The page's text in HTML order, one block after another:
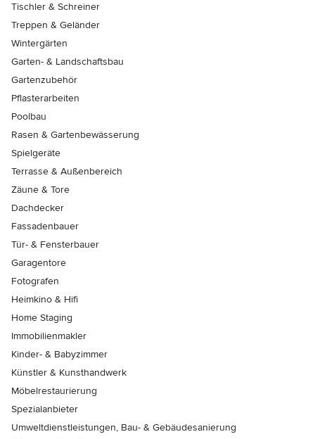
Tischler & Schreiner
Treppen & Geländer
Wintergärten
Garten- & Landschaftsbau
Gartenzubehör
Pflasterarbeiten
Poolbau
Rasen & Gartenbewässerung
Spielgeräte
Terrasse & Außenbereich
Zäune & Tore
Dachdecker
Fassadenbauer
Tür- & Fensterbauer
Garagentore
Fotografen
Heimkino & Hifi
Home Staging
Immobilienmakler
Kinder- & Babyzimmer
Künstler & Kunsthandwerk
Möbelrestaurierung
Spezialanbieter
Umweltdienstleistungen, Bau- & Gebäudesanierung